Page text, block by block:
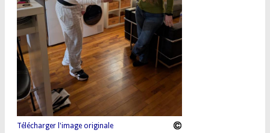
Télécharger l'image originale